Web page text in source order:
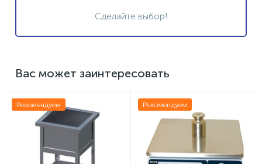
Сделайте выбор!
Вас может заинтересовать
Рекомендуем Рекомендуем